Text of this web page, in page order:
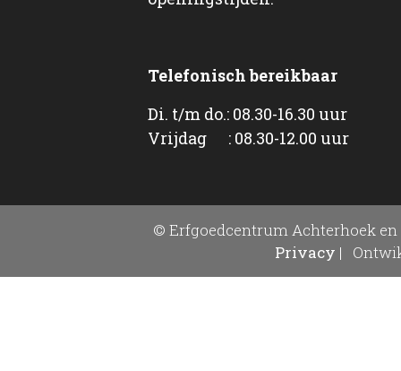
Telefonisch bereikbaar
Di. t/m do.: 08.30-16.30 uur
Vrijdag : 08.30-12.00 uur
© Erfgoedcentrum Achterhoek en
Privacy |